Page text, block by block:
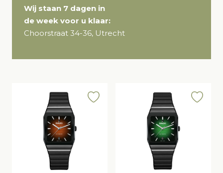
Wij staan 7 dagen in
de week voor u klaar:
Choorstraat 34-36, Utrecht